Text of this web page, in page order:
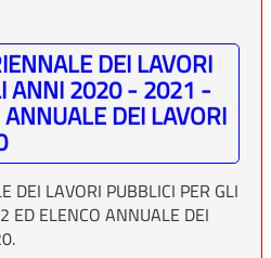
DEI LAVORI
ANNI 2020 - 2021 -
DEI LAVORI
DEI LAVORI PUBBLICI PER GLI
ELENCO ANNUALE DEI